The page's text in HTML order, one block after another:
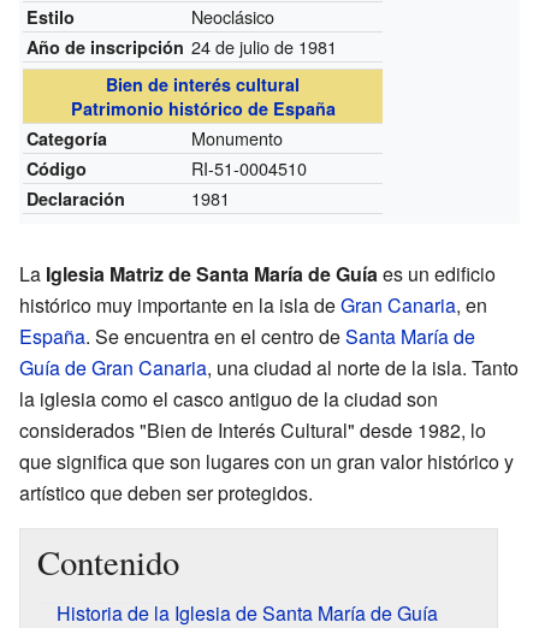
Estilo Neoclásico
Año de inscripción 24 de julio de 1981
Bien de interés cultural
Patrimonio histórico de España
Categoría
Monumento
Código RI-51-0004510
Declaración 1981
La Iglesia Matriz de Santa María de Guíaes un edificio
histórico muy importante en la isla deGran Canaria, en
España. Se encuentra en el centro deSanta María de
Guía de Gran Canaria, una ciudad al norte de la isla. Tanto
la iglesia como el casco antiguo de la ciudad son
considerados "Bien de Interés Cultural" desde 1982, lo
que significa que son lugares con un gran valor histórico y
artístico que deben ser protegidos.
Contenido
Historia de la Iglesia de Santa María de Guía